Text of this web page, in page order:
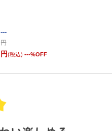
---
円
円(税込) ---%OFF